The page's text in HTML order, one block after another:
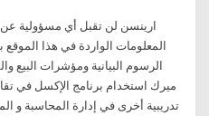
ارينسن لن تقبل أي مسؤولية عن
المعلومات الواردة في هذا الموقع
الرسوم البيانية ومؤشرات البيع
ميرك استخدام برنامج الإكسل في
تدريبية أخرى في إدارة المحاسبة و